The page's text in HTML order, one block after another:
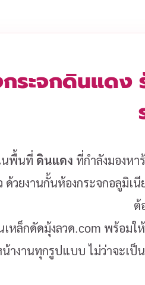
ระจกดินแด
นพื้นที่ ดินแดง ที่กำลังมองหา
ด้วยงานกั้นห้องกระจกอลูมิ
ต้
เหล็กดัดมุ้งลวด.com พร้อมใ
น้างานทุกรูปแบบ ไม่ว่าจะเ